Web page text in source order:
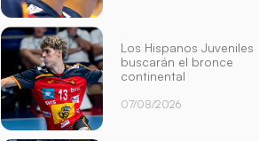
Los Hispanos Juveniles
buscarán el bronce
continental
07/08/2026